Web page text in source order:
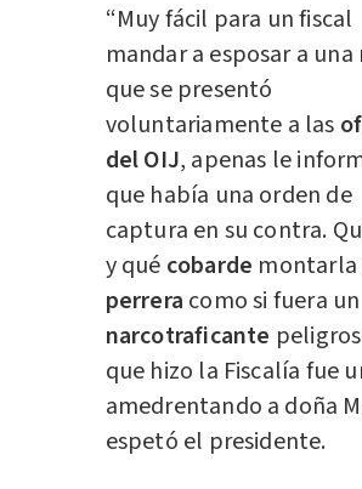
“Muy fácil para un fiscal
mandar a esposar a
que se presentó
voluntariamente a las
del OIJ, apenas le
que había una orden de
captura en su contra.
y qué cobarde montarla
perrera como si fuera un
narcotraficante
que hizo la Fiscalía fue
amedrentando a doña
espetó el presidente.